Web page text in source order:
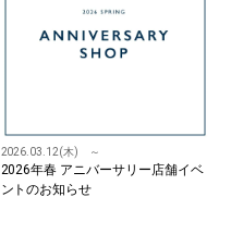
2026.03.12(木) ～
2026年春 アニバーサリー店舗イベ
ントのお知らせ